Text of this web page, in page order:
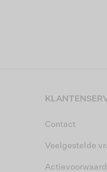
Contact
Veelgestelde